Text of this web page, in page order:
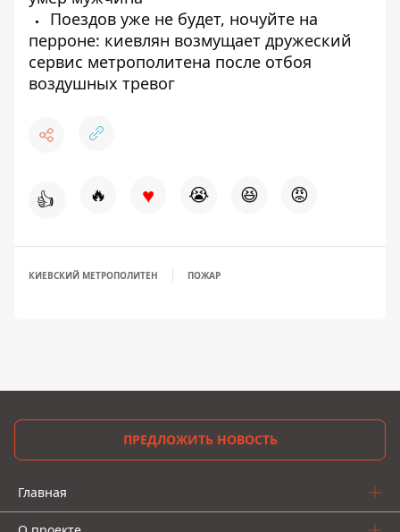
Поездов уже не будет, ночуйте на
перроне: киевлян возмущает дружеский
сервис метрополитена после отбоя
воздушных тревог
👍 🔥 ♥ 😭 😆 😡
КИЕВСКИЙ МЕТРОПОЛИТЕН ПОЖАР
ПРЕДЛОЖИТЬ НОВОСТЬ
Главная